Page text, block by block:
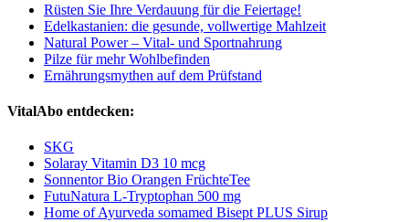
Rüsten Sie Ihre Verdauung für die Feiertage!
Edelkastanien: die gesunde, vollwertige Mahlzeit
Natural Power – Vital- und Sportnahrung
Pilze für mehr Wohlbefinden
Ernährungsmythen auf dem Prüfstand
VitalAbo entdecken:
SKG
Solaray Vitamin D3 10 mcg
Sonnentor Bio Orangen FrüchteTee
FutuNatura L-Tryptophan 500 mg
Home of Ayurveda somamed Bisept PLUS Sirup